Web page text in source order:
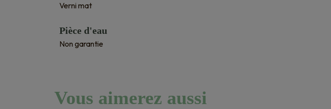
Verni mat
Pièce d'eau
Non garantie
Vous aimerez aussi